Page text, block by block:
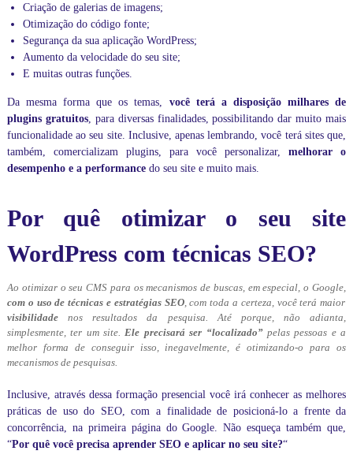
o
n
a
l
a
r
s
u
a
u
a
o
u
a
p
e
r
p
a
Criação de galerias de imagens;
Otimização do código fonte;
Segurança da sua aplicação WordPress;
Aumento da velocidade do seu site;
E muitas outras funções.
Da mesma forma que os temas, você terá a disposição milhares de
plugins gratuitos, para diversas finalidades, possibilitando dar muito mais
funcionalidade ao seu site. Inclusive, apenas lembrando, você terá sites que,
também, comercializam plugins, para você personalizar,melhorar o
desempenho e a performancedo seu site e muito mais.
Por quê otimizar o seu site
WordPress com técnicas SEO?
Ao otimizar o seu CMS para os mecanismos de buscas, em especial, o Google,
com o uso de técnicas e estratégias SEO, com toda a certeza, você terá maior
visibilidadenos resultados da pesquisa. Até porque, não adianta,
simplesmente, ter um site. Ele precisará ser “localizado”pelas pessoas e a
melhor forma de conseguir isso, inegavelmente, é otimizando-o para os
mecanismos de pesquisas.
Inclusive, através dessa formação presencial você irá conhecer as melhores
práticas de uso do SEO, com a finalidade de posicioná-lo a frente da
concorrência, na primeira página do Google . Não esqueça também que,
“Por quê você precisa aprender SEO e aplicar no seu site?“